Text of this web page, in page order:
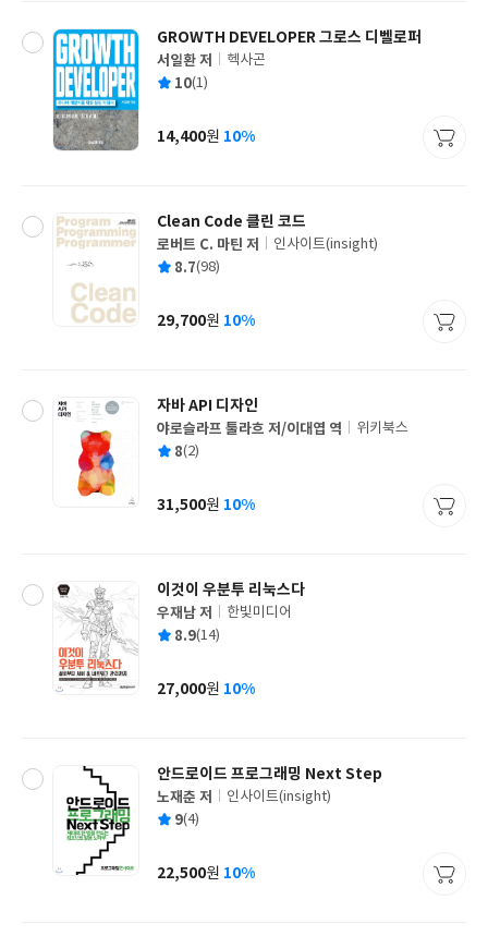
GROWTH DEVELOPER 그로스 디벨로퍼
글
쓴
서일환 저
출
사
헥사곤
평 10(1)
가
14,400원 10%
Clean Code 클린 코드
글
쓴
로버트 C. 마틴 저
출
사
인사이트(insight)
평 8.7(98)
가
29,700원 10%
자바 API 디자인
글
쓴
야로슬라프 툴라흐 저/이대엽 역
출
사
위키북스
평 8(2)
가
31,500원 10%
이것이 우분투 리눅스다
글
쓴
우재남 저
출
사
한빛미디어
평 8.9(14)
가
27,000원 10%
안드로이드 프로그래밍 Next Step
글
쓴
노재춘 저
출
사
인사이트(insight)
평 9(4)
가
22,500원 10%